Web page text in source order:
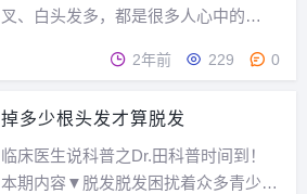
情。但正常人每...
叉、白头发多，都是很多人心中的
现问题的信号。为什么你的头发越来越
0%的女性出现一定程度的脱发。全世
界约50%的成年人在50岁左右会长出白
发。①营养不...
2年前 229 0
掉多少根头发才算脱发
临床医生说科普之Dr.田科普时间到！
本期内容▼脱发脱发困扰着众多青少